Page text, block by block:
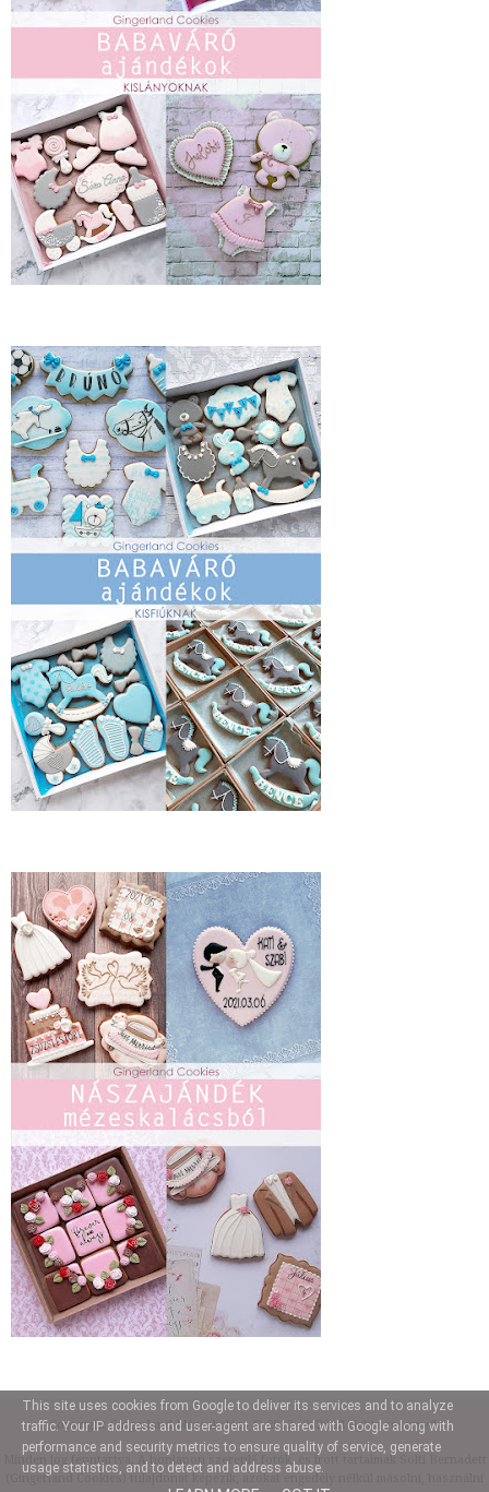
CopyrightGingerland Mézeskalács © 2012 - 2026 all rights reserved.
Minden jog fenntartva. A honlapon szereplő fotók, és írott tartalmak Solti Bernadett
(Gingerland Cookies) tulajdonát képezik, azokat engedély nélkül másolni, használni
This site uses cookies from Google to deliver its services and to analyze
traffic. Your IP address and user-agent are shared with Google along with
performance and security metrics to ensure quality of service, generate
usage statistics, and to detect and address abuse.